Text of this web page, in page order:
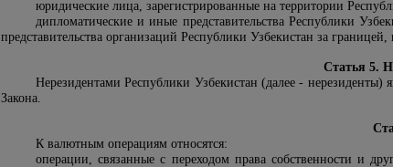
юридические лица, зарегистрированные на территории
дипломатические и иные представительства Республики
представительства организаций Республики Узбекистан за
Статья 5.
Нерезидентами Республики Узбекистан (далее -
Закона.
К валютным операциям относятся:
операции, связанные с переходом права собственности и